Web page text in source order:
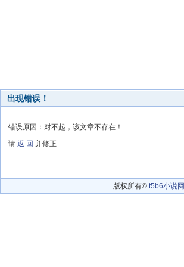
出现错误！
错误原因：对不起，该文章不存在！
请 返 回 并修正
版权所有© t5b6小说网